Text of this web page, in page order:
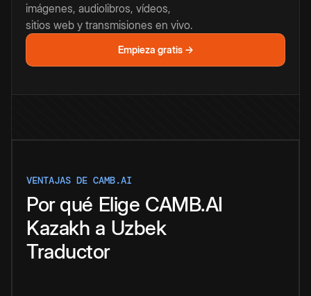
imágenes, audiolibros, vídeos,
sitios web y transmisiones en vivo.
Empieza gratis →
VENTAJAS DE CAMB.AI
Por qué Elige CAMB.AI
Kazakh a Uzbek
Traductor